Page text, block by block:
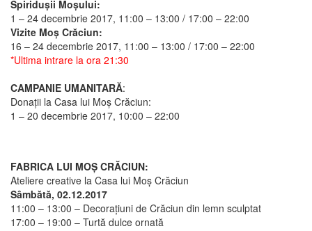
Spiridușii Moșului:
1 – 24 decembrie 2017, 11:00 – 13:00 / 17:00 – 22:00
Vizite Moș Crăciun:
16 – 24 decembrie 2017, 11:00 – 13:00 / 17:00 – 22:00
*Ultima intrare la ora 21:30
CAMPANIE UMANITARĂ:
Donații la Casa lui Moș Crăciun:
1 – 20 decembrie 2017, 10:00 – 22:00
FABRICA LUI MOȘ CRĂCIUN:
Ateliere creative la Casa lui Moș Crăciun
Sâmbătă, 02.12.2017
11:00 – 13:00 – Decorațiuni de Crăciun din lemn sculptat
17:00 – 19:00 – Turtă dulce ornată